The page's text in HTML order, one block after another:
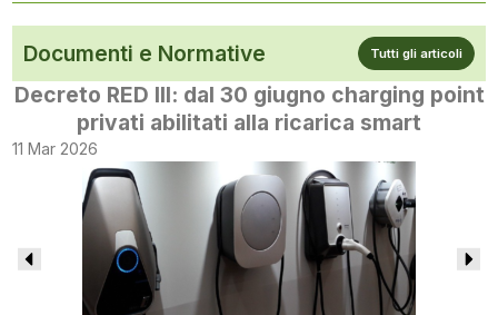
Documenti e Normative Tutti gli articoli
Decreto RED III: dal 30 giugno charging point
privati abilitati alla ricarica smart
11 Mar 2026